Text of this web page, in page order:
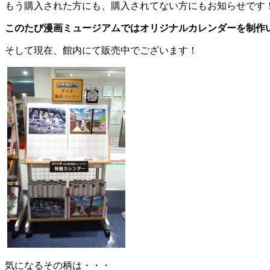
もう購入された方にも、購入されてない方にもお知らせです！
このたび漫画ミュージアムではオリジナルカレンダーを制作
そして現在、館内にて販売中でございます！
気になるその柄は・・・